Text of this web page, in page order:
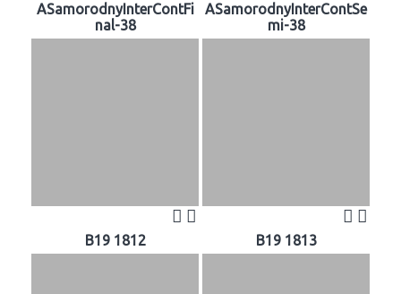
ASamorodnyInterContFi
nal-38
ASamorodnyInterContSe
mi-38
B19 1812 B19 1813